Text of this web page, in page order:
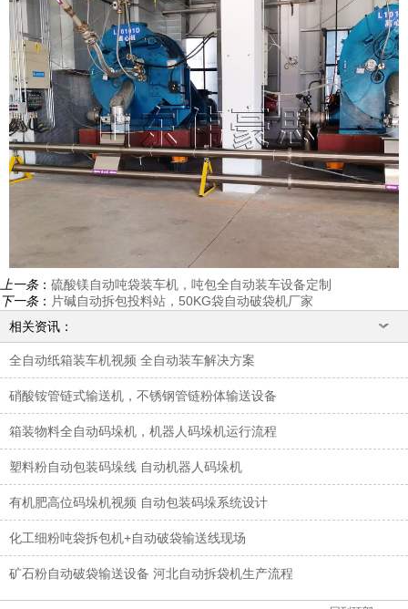
上一条： 硫酸镁自动吨袋装车机，吨包全自动装车设备定制
下一条： 片碱自动拆包投料站，50KG袋自动破袋机厂家
相关资讯：
全自动纸箱装车机视频 全自动装车解决方案
硝酸铵管链式输送机，不锈钢管链粉体输送设备
箱装物料全自动码垛机，机器人码垛机运行流程
塑料粉自动包装码垛线 自动机器人码垛机
有机肥高位码垛机视频 自动包装码垛系统设计
化工细粉吨袋拆包机+自动破袋输送线现场
矿石粉自动破袋输送设备 河北自动拆袋机生产流程